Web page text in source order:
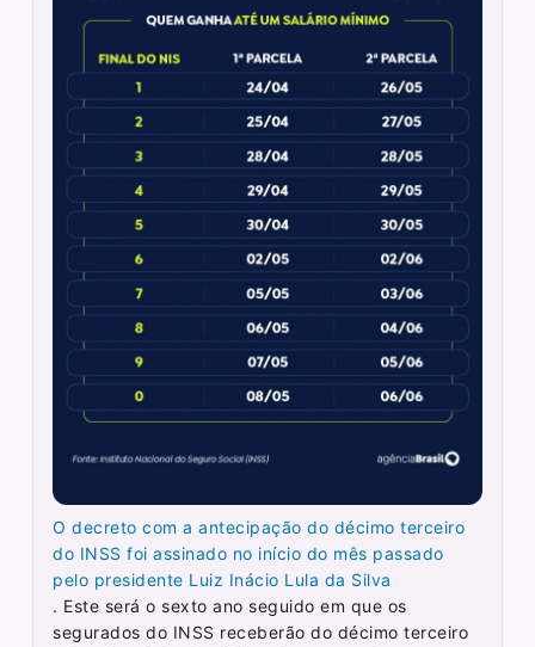
O decreto com a antecipação do décimo terceiro
do INSS foi assinado no início do mês passado
pelo presidente Luiz Inácio Lula da Silva
. Este será o sexto ano seguido em que os
segurados do INSS receberão do décimo terceiro